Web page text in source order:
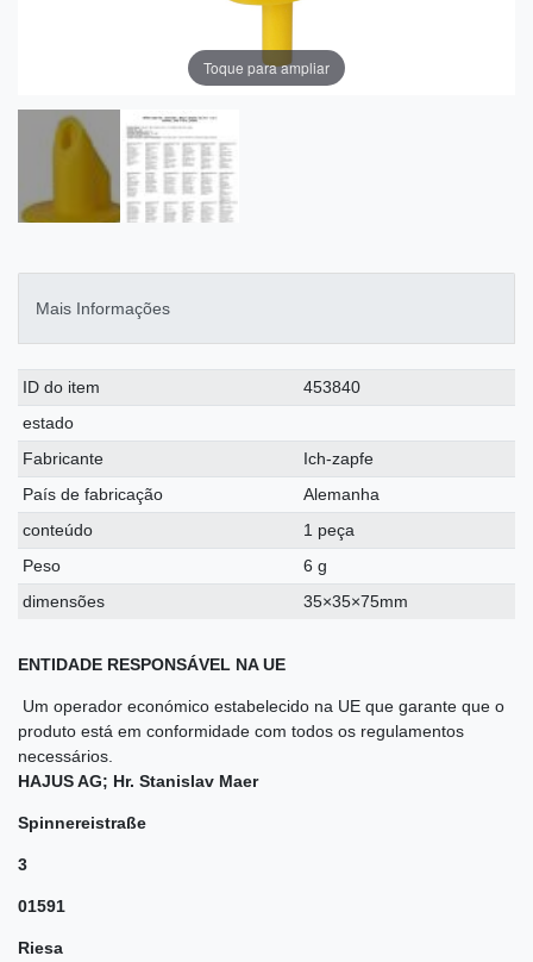
Toque para ampliar
Mais Informações
Ceres::Template.singleItemTechnicalDataAttribute
Ceres::Template.singleItemTechnicalDataValue
ID do item
453840
estado
Fabricante
Ich-zapfe
País de fabricação
Alemanha
conteúdo
1 peça
Peso
6 g
dimensões
35×35×75mm
ENTIDADE RESPONSÁVEL NA UE
Um operador económico estabelecido na UE que garante que o
produto está em conformidade com todos os regulamentos
necessários.
HAJUS AG; Hr. Stanislav Maer
Spinnereistraße
3
01591
Riesa